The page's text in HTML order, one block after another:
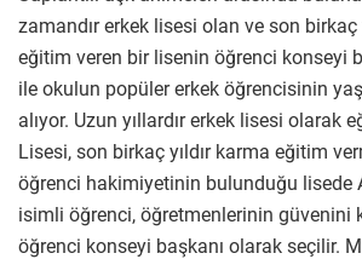
zamandır erkek lisesi olan ve son birkaç
eğitim veren bir lisenin öğrenci konseyi
ile okulun popüler erkek öğrencisinin
alıyor. Uzun yıllardır erkek lisesi olarak
Lisesi, son birkaç yıldır karma eğitim
öğrenci hakimiyetinin bulunduğu lisede
isimli öğrenci, öğretmenlerinin güvenini
öğrenci konseyi başkanı olarak seçilir.